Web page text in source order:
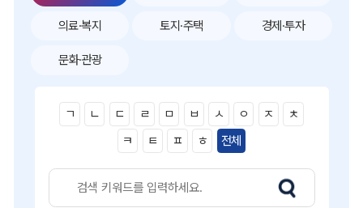
ㄱ ㄴ ㄷ ㄹ ㅁ ㅂ ㅅ ㅇ ㅈ
ㅊ
ㅋ
ㅌ ㅍ ㅎ 전체
의료·복지 토지·주택 경제·투자
문화·관광